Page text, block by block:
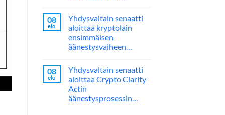
08
elo
Yhdysvaltain senaatti
aloittaa kryptolain
ensimmäisen
äänestysvaiheen…
08
elo
Yhdysvaltain senaatti
aloittaa Crypto Clarity
Actin
äänestysprosessin…